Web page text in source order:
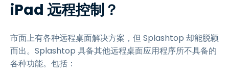
iPad 远程控制？
市面上有各种远程桌面解决方案，但 Splashtop 却能脱颖
而出。Splashtop 具备其他远程桌面应用程序所不具备的
各种功能。包括：